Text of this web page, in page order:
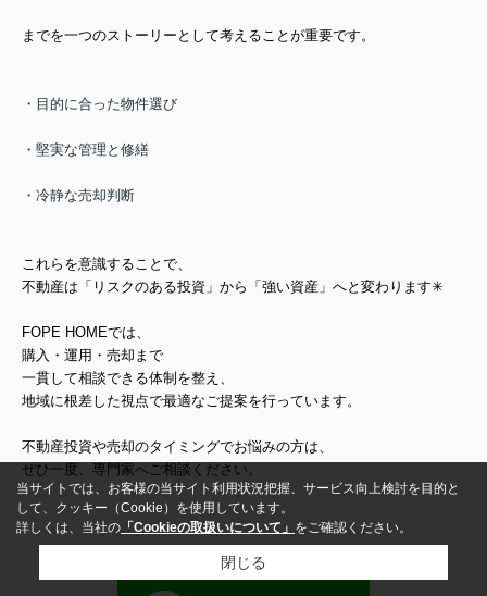
までを一つのストーリーとして考えることが重要です。
・目的に合った物件選び
・堅実な管理と修繕
・冷静な売却判断
これらを意識することで、
不動産は 「リスクのある投資」から「強い資産 」 へと変わります✳︎
FOPE HOMEでは、
購入・運用・売却まで
一貫して相談できる体制 を整え、
地域に根差した視点で最適なご提案を行っています。
不動産投資や売却のタイミングでお悩みの方は、
ぜひ一度、専門家へご相談ください。
当サイトでは、お客様の当サイト利用状況把握、サービス向上検討を目的と
して、クッキー（Cookie）を使用しています。
詳しくは、当社の 「Cookieの取扱いについて」 をご確認ください。
閉じる